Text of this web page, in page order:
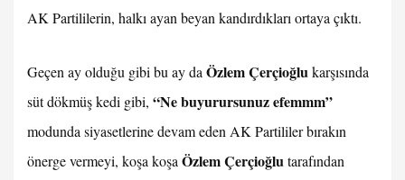
AK Partililerin, halkı ayan beyan kandırdıkları ortaya çıktı.
Geçen ay olduğu gibi bu ay da Özlem Çerçioğlukarşısında
süt dökmüş kedi gibi, “Ne buyurursunuz efemmm”
modunda siyasetlerine devam eden AK Partililer bırakın
önerge vermeyi, koşa koşa Özlem Çerçioğlutarafından